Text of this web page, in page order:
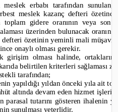
meslek erbabı tarafından
meslek kazanç defteri
toplam gidere oranının veya
üzerinden bulunacak oranın
defteri özetinin yeminli mali
onaylı olması gerekir.
girişim olması halinde,
belirtilen kriterleri sağlaması
tarafından;
yapıldığı yıldan önceki yıla ait
altında devam eden hizmet
parasal tutarını gösteren ihalenin
sunulması yeterlidir.